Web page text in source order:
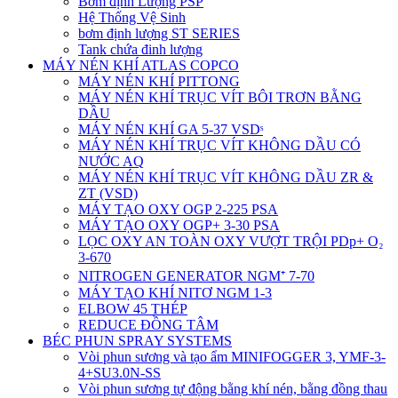
Hệ Thống Vệ Sinh
bơm định lượng ST SERIES
Tank chứa đinh lượng
MÁY NÉN KHÍ ATLAS COPCO
MÁY NÉN KHÍ PITTONG
MÁY NÉN KHÍ TRỤC VÍT BÔI TRƠN BẰNG
DẦU
MÁY NÉN KHÍ GA 5-37 VSDˢ
MÁY NÉN KHÍ TRỤC VÍT KHÔNG DẦU CÓ
NƯỚC AQ
MÁY NÉN KHÍ TRỤC VÍT KHÔNG DẦU ZR &
ZT (VSD)
MÁY TẠO OXY OGP 2-225 PSA
MÁY TẠO OXY OGP+ 3-30 PSA
LỌC OXY AN TOÀN OXY VƯỢT TRỘI PDp+ O₂
3-670
NITROGEN GENERATOR NGM⁺ 7-70
MÁY TẠO KHÍ NITƠ NGM 1-3
ELBOW 45 THÉP
REDUCE ĐỒNG TÂM
BÉC PHUN SPRAY SYSTEMS
Vòi phun sương và tạo ẩm MINIFOGGER 3, YMF-3-
4+SU3.0N-SS
Vòi phun sương tự động bằng khí nén, bằng đồng thau